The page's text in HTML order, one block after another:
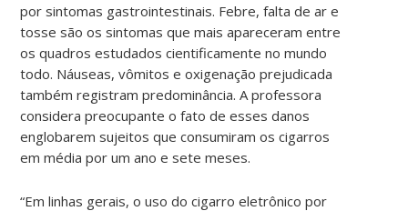
por sintomas gastrointestinais. Febre, falta de ar e
tosse são os sintomas que mais apareceram entre
os quadros estudados cientificamente no mundo
todo. Náuseas, vômitos e oxigenação prejudicada
também registram predominância. A professora
considera preocupante o fato de esses danos
englobarem sujeitos que consumiram os cigarros
em média por um ano e sete meses.
“Em linhas gerais, o uso do cigarro eletrônico por